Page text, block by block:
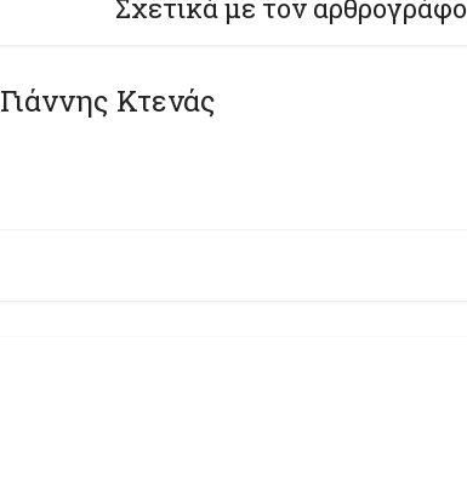
Σχετικά με τον αρθρογράφο
Γιάννης Κτενάς